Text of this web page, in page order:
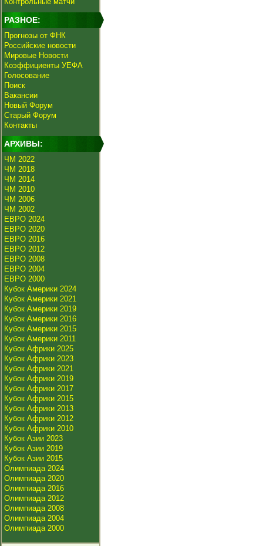
РАЗНОЕ:
Прогнозы от ФНК
Российские новости
Мировые Новости
Коэффициенты УЕФА
Голосование
Поиск
Вакансии
Новый Форум
Старый Форум
Контакты
АРХИВЫ:
ЧМ 2022
ЧМ 2018
ЧМ 2014
ЧМ 2010
ЧМ 2006
ЧМ 2002
ЕВРО 2024
ЕВРО 2020
ЕВРО 2016
ЕВРО 2012
ЕВРО 2008
ЕВРО 2004
ЕВРО 2000
Кубок Америки 2024
Кубок Америки 2021
Кубок Америки 2019
Кубок Америки 2016
Кубок Америки 2015
Кубок Америки 2011
Кубок Африки 2025
Кубок Африки 2023
Кубок Африки 2021
Кубок Африки 2019
Кубок Африки 2017
Кубок Африки 2015
Кубок Африки 2013
Кубок Африки 2012
Кубок Африки 2010
Кубок Азии 2023
Кубок Азии 2019
Кубок Азии 2015
Олимпиада 2024
Олимпиада 2020
Олимпиада 2016
Олимпиада 2012
Олимпиада 2008
Олимпиада 2004
Олимпиада 2000